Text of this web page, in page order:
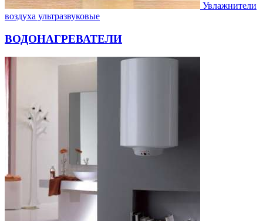
Увлажнители
воздуха ультразвуковые
ВОДОНАГРЕВАТЕЛИ